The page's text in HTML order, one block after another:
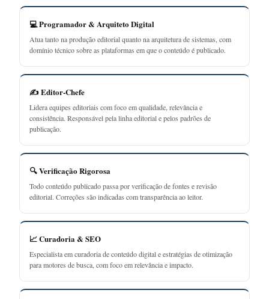
💻 Programador & Arquiteto Digital
Atua tanto na produção editorial quanto na arquitetura de sistemas, com
domínio técnico sobre as plataformas em que o conteúdo é publicado.
✍️ Editor-Chefe
Lidera equipes editoriais com foco em qualidade, relevância e
consistência. Responsável pela linha editorial e pelos padrões de
publicação.
🔍 Verificação Rigorosa
Todo conteúdo publicado passa por verificação de fontes e revisão
editorial. Correções são indicadas com transparência ao leitor.
📈 Curadoria & SEO
Especialista em curadoria de conteúdo digital e estratégias de otimização
para motores de busca, com foco em relevância e impacto.